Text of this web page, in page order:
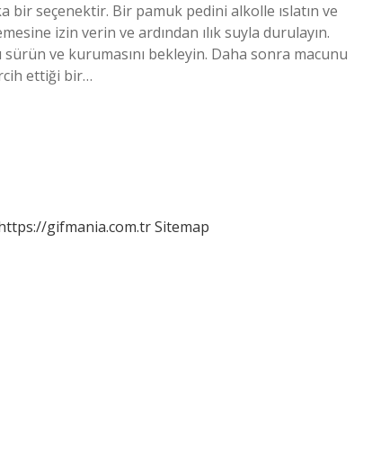
bir seçenektir. Bir pamuk pedini alkolle ıslatın ve
izin verin ve ardından ılık suyla durulayın.
sürün ve kurumasını bekleyin. Daha sonra macunu
ettiği bir…
gifmania.com.trSitemap